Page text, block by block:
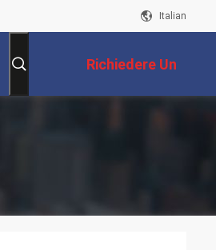
Italian
Richiedere Un
Preventivo